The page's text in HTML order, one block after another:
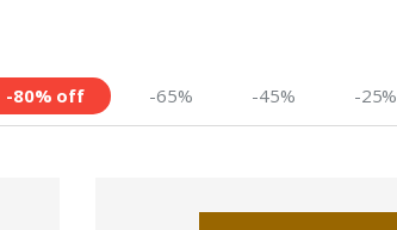
-80% off -65% -45% -25%